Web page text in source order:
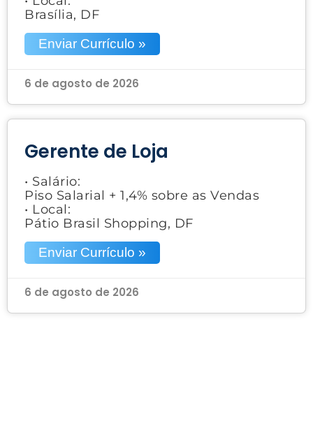
Brasília, DF
Enviar Currículo »
6 de agosto de 2026
Gerente de Loja
• Salário:
Piso Salarial + 1,4% sobre as Vendas
• Local:
Pátio Brasil Shopping, DF
Enviar Currículo »
6 de agosto de 2026